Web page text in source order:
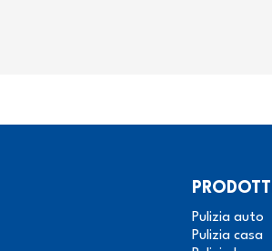
PRODOTTI
Pulizia auto
Pulizia casa